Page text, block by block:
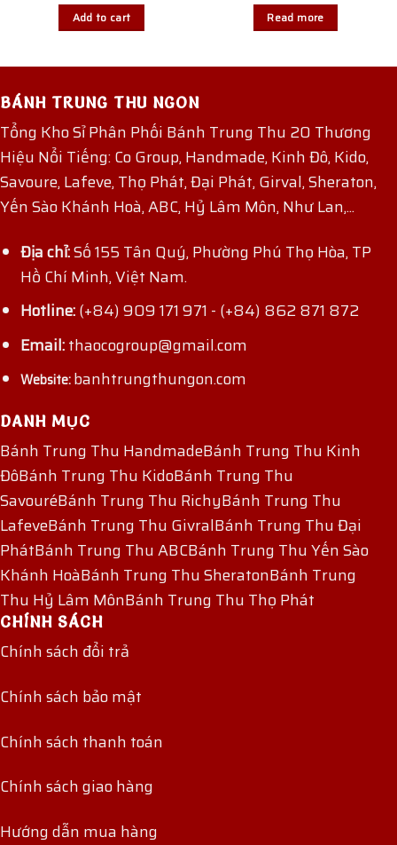
Add to cart Read more
BÁNH TRUNG THU NGON
Tổng Kho Sỉ Phân Phối Bánh Trung Thu 20 Thương
Hiệu Nổi Tiếng: Co Group, Handmade, Kinh Đô, Kido,
Savoure, Lafeve, Thọ Phát, Đại Phát, Girval, Sheraton,
Yến Sào Khánh Hoà, ABC, Hỷ Lâm Môn, Như Lan,...
Địa chỉ:Số 155 Tân Quý, Phường Phú Thọ Hòa, TP
Hồ Chí Minh, Việt Nam.
Hotline:(+84) 909 171 971 - (+84) 862 871 872
Email:thaocogroup@gmail.com
Website:banhtrungthungon.com
DANH MỤC
Bánh Trung Thu HandmadeBánh Trung Thu Kinh
ĐôBánh Trung Thu KidoBánh Trung Thu
SavouréBánh Trung Thu RichyBánh Trung Thu
LafeveBánh Trung Thu GivralBánh Trung Thu Đại
PhátBánh Trung Thu ABCBánh Trung Thu Yến Sào
Khánh HoàBánh Trung Thu SheratonBánh Trung
Thu Hỷ Lâm MônBánh Trung Thu Thọ Phát
CHÍNH SÁCH
Chính sách đổi trả
Chính sách bảo mật
Chính sách thanh toán
Chính sách giao hàng
Hướng dẫn mua hàng